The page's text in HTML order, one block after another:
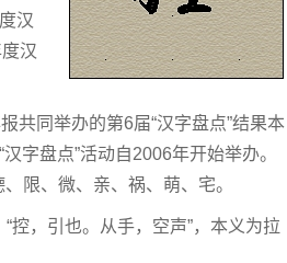
汉
汉
共同举办的第6届“汉字盘点”结果本
字盘点”活动自2006年开始举办。
限、微、亲、祸、萌、宅。
控，引也。从手，空声”，本义为拉